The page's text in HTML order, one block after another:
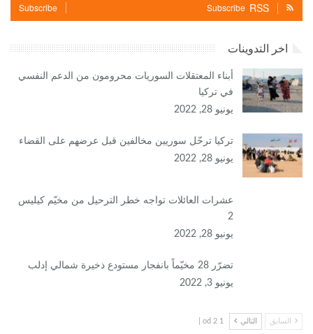
RSS
Subscribe
Subscribe
اخر التدوينات
أبناء المعتقلات السوريات محرومون من الدعم النفسي
في تركيا
يونيو 28, 2022
تركيا ترحّل سوريين مخالفين قبل عرضهم على القضاء
يونيو 28, 2022
عشرات العائلات تواجه خطر الترحيل من مخيّم كيليس
2
يونيو 28, 2022
تضرّر 28 مخيّماً بانفجار مستودع ذخيرة شمالي إدلب
يونيو 3, 2022
السابق التالي 1 od 2 |